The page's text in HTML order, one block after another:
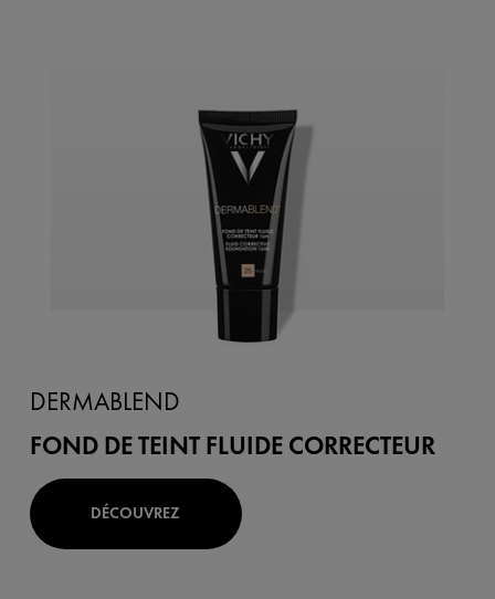
DERMABLEND
FOND DE TEINT FLUIDE CORRECTEUR
DÉCOUVREZ